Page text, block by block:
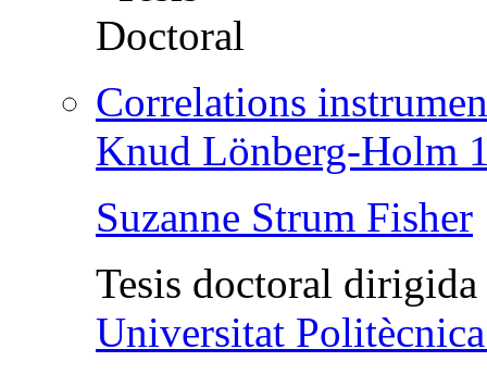
Correlations
Knud Lönberg-Holm
Suzanne Strum Fisher
Tesis doctoral
Universitat